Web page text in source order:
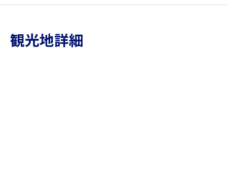
観光地詳細